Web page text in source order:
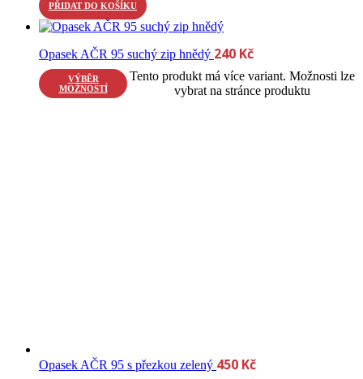
PŘIDAT DO KOŠÍKU
Opasek AČR 95 suchý zip hnědý 240 Kč
VÝBĚR
MOŽNOSTÍ
Tento produkt má více variant. Možnosti lze
vybrat na stránce produktu
Opasek AČR 95 s přezkou zelený 450 Kč